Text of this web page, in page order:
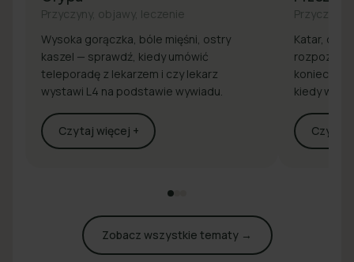
Przyczyny, objawy, leczenie
Wysoka gorączka, bóle mięśni, ostry
kaszel — sprawdź, kiedy umówić
teleporadę z lekarzem i czy lekarz
wystawi L4 na podstawie wywiadu.
Czytaj więcej +
Przyczyny,
Katar,
rozpoznaj
konieczna
kiedy
Czytaj
Zobacz wszystkie tematy →